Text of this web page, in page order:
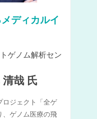
ディカルイ
ゲノム解析セン
哉 氏
ロジェクト「全ゲ
、ゲノム医療の飛